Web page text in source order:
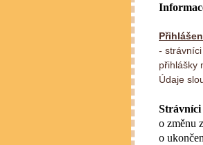
-
přihlášky
Údaje
Strávníci
o změnu
o